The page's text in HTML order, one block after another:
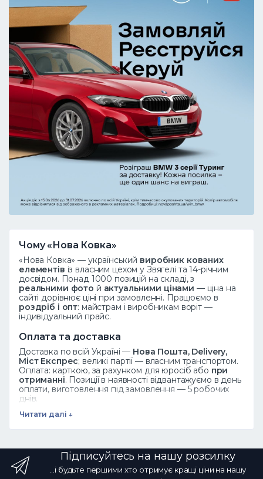
Чому «Нова Ковка»
«Нова Ковка» — український виробник кованих
елементів із власним цехом у Звягелі та 14-річним
досвідом. Понад 1000 позицій на складі, з
реальними фото й актуальними цінами — ціна на
сайті дорівнює ціні при замовленні. Працюємо в
роздріб і опт: майстрам і виробникам воріт —
індивідуальний прайс.
Оплата та доставка
Доставка по всій Україні — Нова Пошта, Delivery,
Міст Експрес; великі партії — власним транспортом.
Оплата: карткою, за рахунком для юросіб або при
отриманні. Позиції в наявності відвантажуємо в день
оплати, виготовлення під замовлення — 5 робочих
днів.
Дивіться також
Часті запитання
Читати далі ↓
Підписуйтесь на нашу розсилку
...і будьте першими хто отримує кращі ціни на нашу